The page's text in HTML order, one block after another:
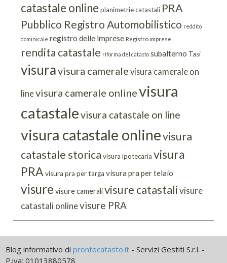
catastale online planimetrie catastali PRA
Pubblico Registro Automobilistico reddito
dominicale registro delle imprese Registro imprese
rendita catastale riforma del catasto subalterno Tasi
visuravisura camerale visura camerale on
linevisura camerale onlinevisura
catastalevisura catastale on line
visura catastale onlinevisura
catastale storica visura ipotecaria visura
PRA visura pra per targa visura pra per telaio
visure visure cameralivisure catastali visure
catastali onlinevisure PRA
Blog informativo diprontocatasto.it - Servizi Gestiti S.r.l. -
P.iva: 01013880578